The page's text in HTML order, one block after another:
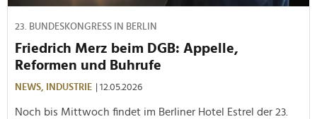
23. BUNDESKONGRESS IN BERLIN
Friedrich Merz beim DGB: Appelle,
Reformen und Buhrufe
NEWS, INDUSTRIE | 12.05.2026
Noch bis Mittwoch findet im Berliner Hotel Estrel der 23.